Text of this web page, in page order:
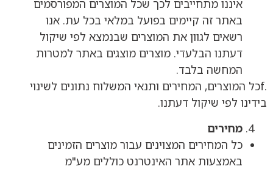
איננו מתחייבים לכך שכל המוצרים המפורסמים
באתר זה קיימים בפועל במלאי בכל עת. אנו
רשאים לגוון את המוצרים שבנמצא לפי שיקול
דעתנו הבלעדי. מוצרים מוצגים באתר למטרות
המחשה בלבד.
.fכל המוצרים, המחירים ותנאי המשלוח נתונים לשינוי
בידינו לפי שיקול דעתנו.
מחירים
כל המחירים המצוינים עבור מוצרים הזמינים
באמצעות אתר האינטרנט כוללים מע"מ